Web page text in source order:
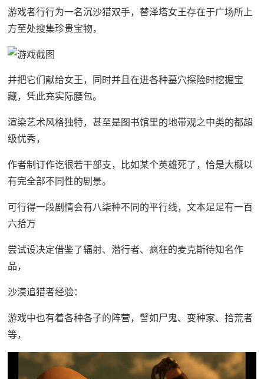
游戏者行行为一名沉沙猎双手，替泽塔女王存在于广场所上
方至处搜集珍贵宝物，
并把它们献给女王，同时并且在进各种墓穴探险时挖掘宝
藏，凭此充实际腰包。
渲染艺术风格独特，甚至是图书馆里的地带观之中类的都超
级优秀，
作者制订作讫很若干部支，比如某个英雄死了，恰是大概以
有完全部不同性的剧景。
可行得一段剧情会有八柒种不同的平行线，文本足足有一百
六拾万
尝试设决定借鉴了辐射、潜行者、疯狂的麦克斯待知名作
品，
沙漠追猎者经验：
游戏中也有着各种各子的阵营，譬如尸鬼、变种家、拾荒者
等，